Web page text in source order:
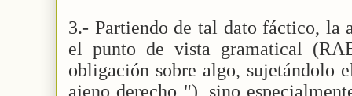
3.- Partiendo de tal dato fáctico, la
el punto de vista gramatical
obligación sobre algo, sujetándolo
ajeno derecho "), sino